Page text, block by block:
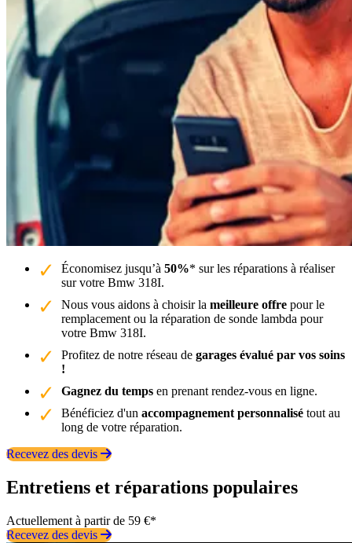
Économisez jusqu’à 50%* sur les réparations à réaliser
sur votre Bmw 318I.
Nous vous aidons à choisir la meilleure offre pour le
remplacement ou la réparation de sonde lambda pour
votre Bmw 318I.
Profitez de notre réseau de garages évalué par vos soins
!
Gagnez du temps en prenant rendez-vous en ligne.
Bénéficiez d'un accompagnement personnalisé tout au
long de votre réparation.
Recevez des devis
Entretiens et réparations populaires
Actuellement à partir de 59 €*
Recevez des devis